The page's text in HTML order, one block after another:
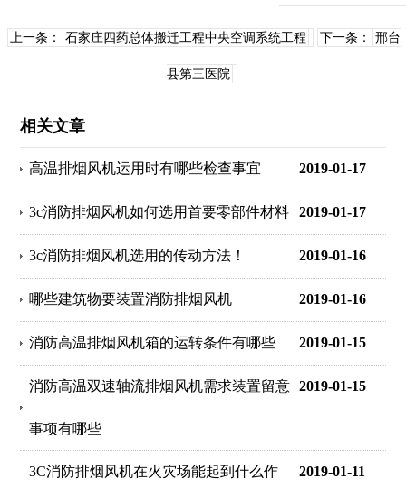
上一条： 石家庄四药总体搬迁工程中央空调系统工程 下一条： 邢台
县第三医院
相关文章
2019-01-17
高温排烟风机运用时有哪些检查事宜
2019-01-17
3c消防排烟风机如何选用首要零部件材料
2019-01-16
3c消防排烟风机选用的传动方法！
2019-01-16
哪些建筑物要装置消防排烟风机
2019-01-15
消防高温排烟风机箱的运转条件有哪些
2019-01-15
消防高温双速轴流排烟风机需求装置留意
事项有哪些
2019-01-11
3C消防排烟风机在火灾场能起到什么作